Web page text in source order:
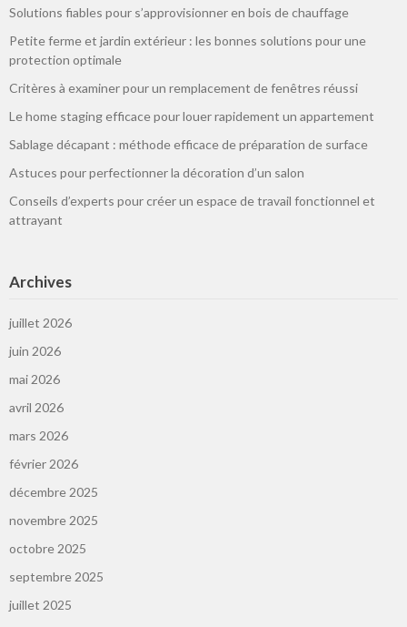
Solutions fiables pour s’approvisionner en bois de chauffage
Petite ferme et jardin extérieur : les bonnes solutions pour une
protection optimale
Critères à examiner pour un remplacement de fenêtres réussi
Le home staging efficace pour louer rapidement un appartement
Sablage décapant : méthode efficace de préparation de surface
Astuces pour perfectionner la décoration d’un salon
Conseils d’experts pour créer un espace de travail fonctionnel et
attrayant
Archives
juillet 2026
juin 2026
mai 2026
avril 2026
mars 2026
février 2026
décembre 2025
novembre 2025
octobre 2025
septembre 2025
juillet 2025